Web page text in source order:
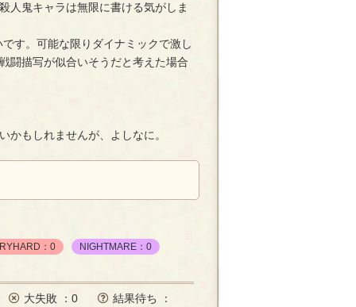
人鬼キャラは無限に書ける気がしま
す。可能な限りダイナミックで激し
闘描写が似合いそうだと考えた場合
もしれませんが、よしなに。
：0 NIGHTMARE：0
大失敗 ：0 結果待ち ：